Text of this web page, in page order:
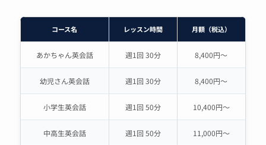
コース名 レッスン時間 月額（税込）
あかちゃん英会話 週1回 30分 8,400円〜
幼児さん英会話 週1回 30分 8,400円〜
小学生英会話 週1回 50分 10,400円〜
中高生英会話 週1回 50分 11,000円〜